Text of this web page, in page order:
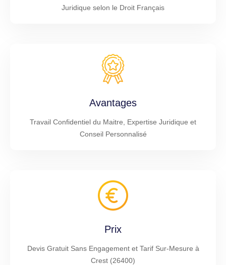
Juridique selon le Droit Français
Avantages
Travail Confidentiel du Maitre, Expertise Juridique et
Conseil Personnalisé
Prix
Devis Gratuit Sans Engagement et Tarif Sur-Mesure à
Crest (26400)